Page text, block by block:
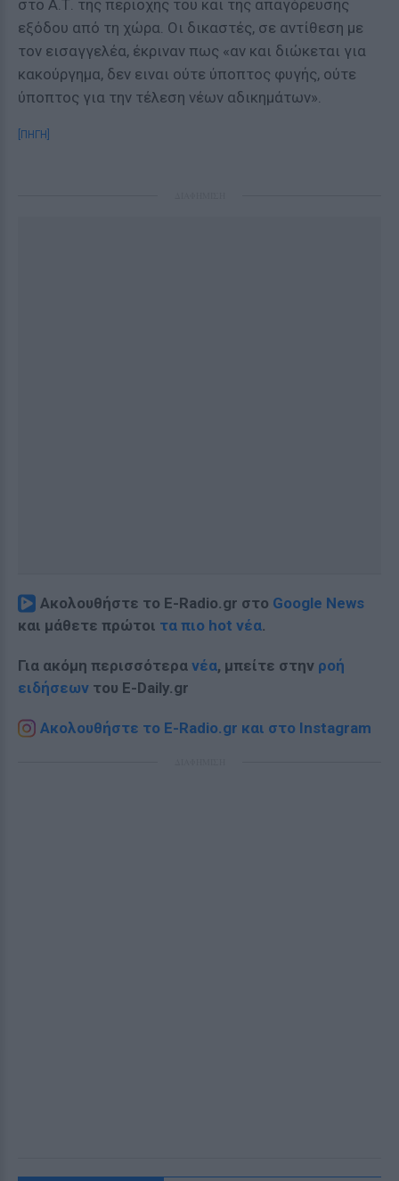
στο Α.Τ. της περιοχής του και της απαγόρευσης
εξόδου από τη χώρα. Οι δικαστές, σε αντίθεση με
τον εισαγγελέα, έκριναν πως «αν και διώκεται για
κακούργημα, δεν ειναι ούτε ύποπτος φυγής, ούτε
ύποπτος για την τέλεση νέων αδικημάτων».
[ΠΗΓΗ]
Ακολουθήστε το E-Radio.gr στο Google News
και μάθετε πρώτοι τα πιο hot νέα.
Για ακόμη περισσότερα νέα, μπείτε στην ροή
ειδήσεων του E-Daily.gr
Ακολουθήστε το E-Radio.gr και στο Instagram